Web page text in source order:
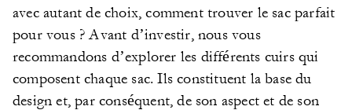
avec autant de choix, comment trouver le sac parfait
pour vous ? Avant d’investir, nous vous
recommandons d’explorer les différents cuirs qui
composent chaque sac. Ils constituent la base du
design et, par conséquent, de son aspect et de son